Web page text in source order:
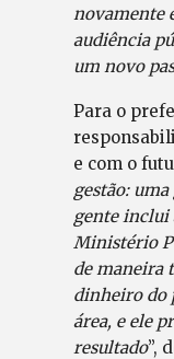
novamente
audiência
um novo
Para o
e com o
gestão:
gente inclui
Ministério
de maneira
dinheiro do
área, e ele
resultado”,